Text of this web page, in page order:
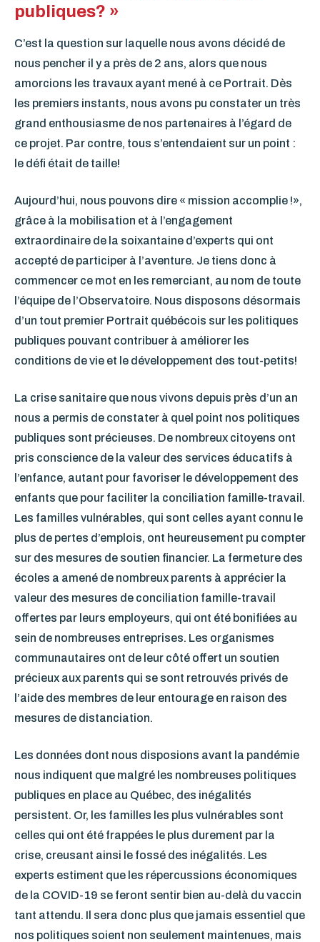
publiques? »
C’est la question sur laquelle nous avons décidé de
nous pencher il y a près de 2 ans, alors que nous
amorcions les travaux ayant mené à ce Portrait. Dès
les premiers instants, nous avons pu constater un très
grand enthousiasme de nos partenaires à l’égard de
ce projet. Par contre, tous s’entendaient sur un point :
le défi était de taille!
Aujourd’hui, nous pouvons dire « mission accomplie !»,
grâce à la mobilisation et à l’engagement
extraordinaire de la soixantaine d’experts qui ont
accepté de participer à l’aventure. Je tiens donc à
commencer ce mot en les remerciant, au nom de toute
l’équipe de l’Observatoire. Nous disposons désormais
d’un tout premier Portrait québécois sur les politiques
publiques pouvant contribuer à améliorer les
conditions de vie et le développement des tout-petits!
La crise sanitaire que nous vivons depuis près d’un an
nous a permis de constater à quel point nos politiques
publiques sont précieuses. De nombreux citoyens ont
pris conscience de la valeur des services éducatifs à
l’enfance, autant pour favoriser le développement des
enfants que pour faciliter la conciliation famille-travail.
Les familles vulnérables, qui sont celles ayant connu le
plus de pertes d’emplois, ont heureusement pu compter
sur des mesures de soutien financier. La fermeture des
écoles a amené de nombreux parents à apprécier la
valeur des mesures de conciliation famille-travail
offertes par leurs employeurs, qui ont été bonifiées au
sein de nombreuses entreprises. Les organismes
communautaires ont de leur côté offert un soutien
précieux aux parents qui se sont retrouvés privés de
l’aide des membres de leur entourage en raison des
mesures de distanciation.
Les données dont nous disposions avant la pandémie
nous indiquent que malgré les nombreuses politiques
publiques en place au Québec, des inégalités
persistent. Or, les familles les plus vulnérables sont
celles qui ont été frappées le plus durement par la
crise, creusant ainsi le fossé des inégalités. Les
experts estiment que les répercussions économiques
de la COVID-19 se feront sentir bien au-delà du vaccin
tant attendu. Il sera donc plus que jamais essentiel que
nos politiques soient non seulement maintenues, mais